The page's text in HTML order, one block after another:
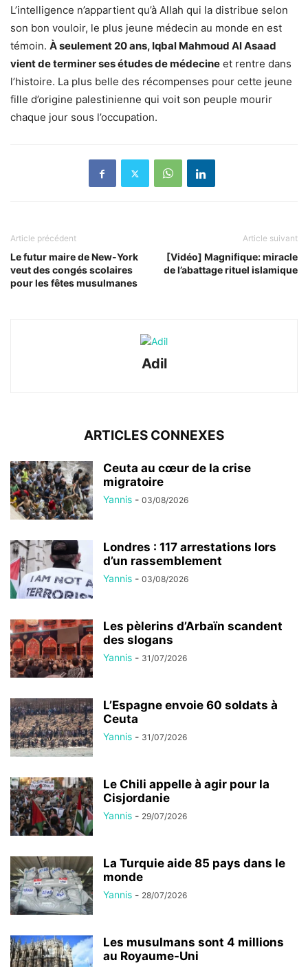
L’intelligence n’appartient qu’à Allah qui la distribue selon
son bon vouloir, le plus jeune médecin au monde en est
témoin. À seulement 20 ans, Iqbal Mahmoud Al Asaad
vient de terminer ses études de médecine et rentre dans
l’histoire. La plus belle des récompenses pour cette jeune
fille d’origine palestinienne qui voit son peuple mourir
chaque jour sous l’occupation.
Article précédent
Le futur maire de New-York
veut des congés scolaires
pour les fêtes musulmanes
Article suivant
[Vidéo] Magnifique: miracle
de l’abattage rituel islamique
Adil
ARTICLES CONNEXES
Ceuta au cœur de la crise
migratoire
Yannis - 03/08/2026
Londres : 117 arrestations lors
d’un rassemblement
Yannis - 03/08/2026
Les pèlerins d’Arbaïn scandent
des slogans
Yannis - 31/07/2026
L’Espagne envoie 60 soldats à
Ceuta
Yannis - 31/07/2026
Le Chili appelle à agir pour la
Cisjordanie
Yannis - 29/07/2026
La Turquie aide 85 pays dans le
monde
Yannis - 28/07/2026
Les musulmans sont 4 millions
au Royaume-Uni